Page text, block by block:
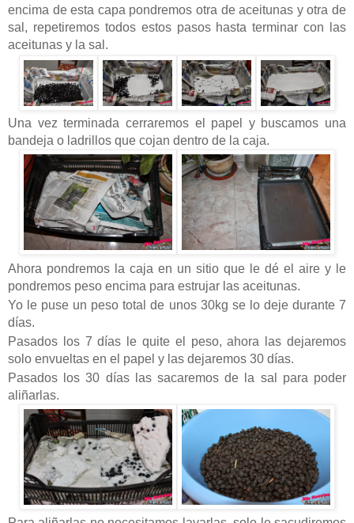
encima de esta capa pondremos otra de aceitunas y otra de
sal, repetiremos todos estos pasos hasta terminar con las
aceitunas y la sal.
Una vez terminada cerraremos el papel y buscamos una
bandeja o ladrillos que cojan dentro de la caja.
Ahora pondremos la caja en un sitio que le dé el aire y le
pondremos peso encima para estrujar las aceitunas.
Yo le puse un peso total de unos 30kg se lo deje durante 7
días.
Pasados los 7 días le quite el peso, ahora las dejaremos
solo envueltas en el papel y las dejaremos 30 días.
Pasados los 30 días las sacaremos de la sal para poder
aliñarlas.